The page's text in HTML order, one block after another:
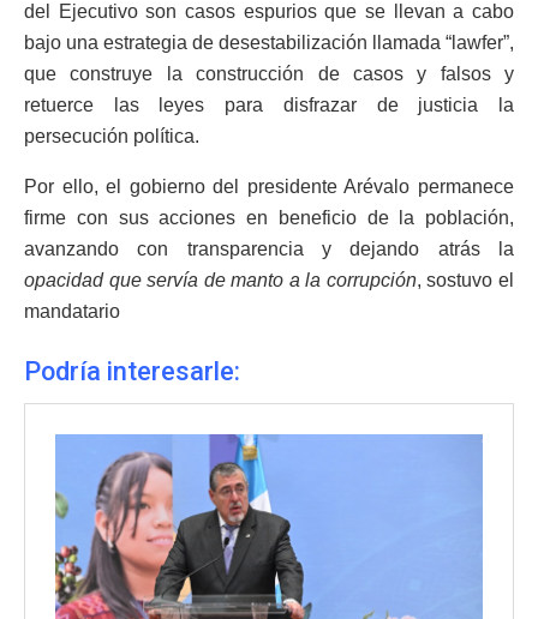
del Ejecutivo son casos espurios que se llevan a cabo
bajo una estrategia de desestabilización llamada “lawfer”,
que construye la construcción de casos y falsos y
retuerce las leyes para disfrazar de justicia la
persecución política.
Por ello, el gobierno del presidente Arévalo permanece
firme con sus acciones en beneficio de la población,
avanzando con transparencia y dejando atrás la
opacidad que servía de manto a la corrupción, sostuvo el
mandatario
Podría interesarle: